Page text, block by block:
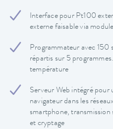
Interface pour Pt100
externe faisable via
Programmateur avec 150
répartis sur 5
température
Serveur Web intégré pour
navigateur dans les
smartphone,
et cryptage